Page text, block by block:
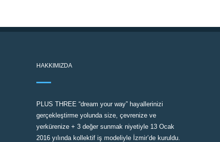
HAKKIMIZDA
PLUS THREE “dream your way” hayallerinizi
gerçekleştirme yolunda size, çevrenize ve
yerkürenize + 3 değer sunmak niyetiyle 13 Ocak
2016 yılında kollektif iş modeliyle İzmir’de kuruldu.